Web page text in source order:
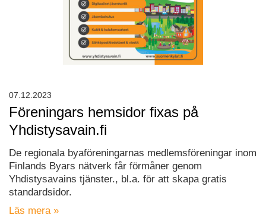
Föreningars hemsidor fixas på
Yhdistysavain.fi
De regionala byaföreningarnas medlemsföreningar inom
Finlands Byars nätverk får förmåner genom
Yhdistysavains tjänster., bl.a. för att skapa gratis
standardsidor.
Läs mera »
07.12.2023